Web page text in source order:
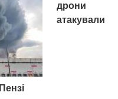
дрони
атакували